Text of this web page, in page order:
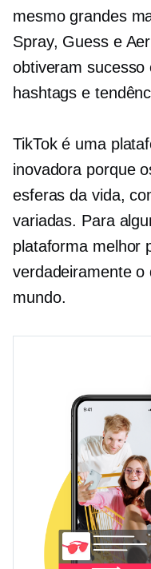
mesmo grandes
Spray, Guess e
obtiveram sucesso
hashtags e
TikTok é uma
inovadora porque
esferas da vida,
variadas. Para
plataforma melhor
verdadeiramente
mundo.